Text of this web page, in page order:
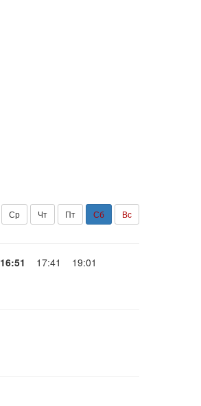
Ср Чт Пт Сб Вс
16:51 17:41 19:01